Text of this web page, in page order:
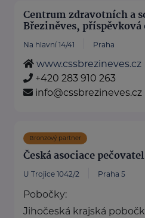
Centrum zdravotních a
Březiněves, příspěvková
Na hlavní 14/41 Praha
www.cssbrezineves.cz
+420 283 910 263
info@cssbrezineves.cz
Bronzový partner
Česká asociace
U Trojice 1042/2 Praha 5
Pobočky:
Jihočeská krajská